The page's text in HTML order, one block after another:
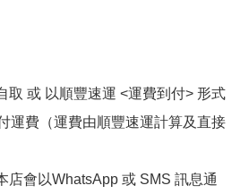
取 或 以順豐速運 <運費到付> 形式
運費（運費由順豐速運計算及直接
店會以WhatsApp 或 SMS 訊息通